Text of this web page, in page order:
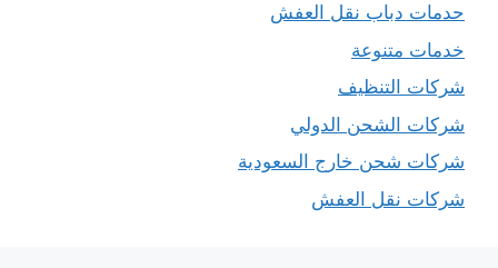
حدمات دباب نقل العفش
خدمات متنوعة
شركات التنظيف
شركات الشحن الدولي
شركات شحن خارج السعودية
شركات نقل العفش